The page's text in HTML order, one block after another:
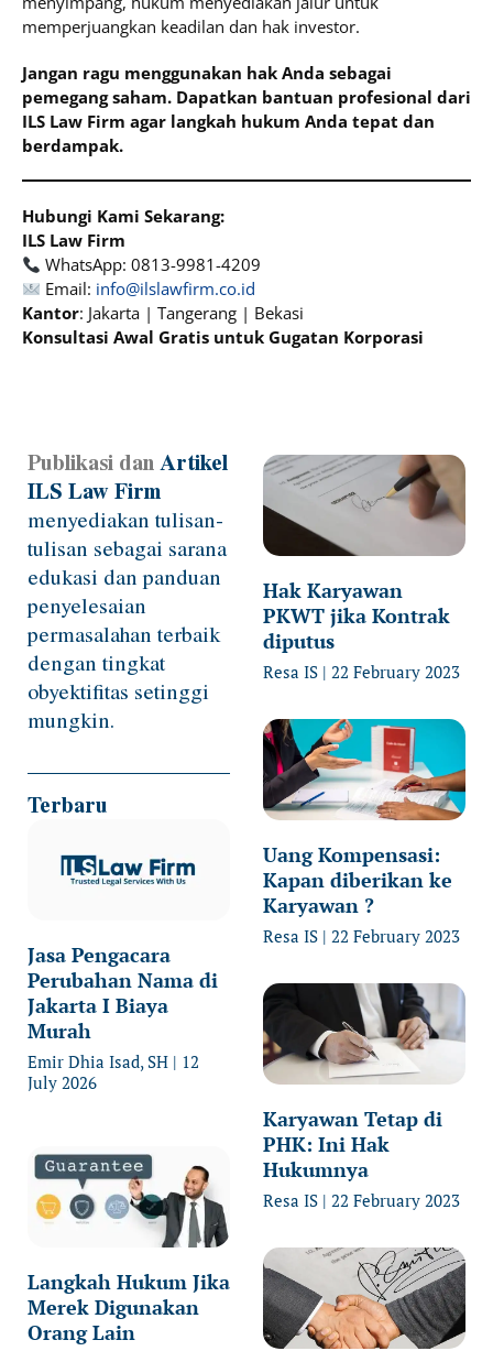
memperjuangkan keadilan dan hak investor.
Jangan ragu menggunakan hak Anda sebagai
pemegang saham. Dapatkan bantuan profesional dari
ILS Law Firm agar langkah hukum Anda tepat dan
berdampak.
Hubungi Kami Sekarang:
ILS Law Firm
WhatsApp: 0813-9981-4209
Email: info@ilslawfirm.co.id
Kantor: Jakarta | Tangerang | Bekasi
Konsultasi Awal Gratis untuk Gugatan Korporasi
Publikasi danArtikel
ILS Law Firm
menyediakan tulisan-
tulisan sebagai sarana
edukasi dan panduan
penyelesaian
permasalahan terbaik
dengan tingkat
obyektifitas setinggi
mungkin.
Terbaru
Jasa Pengacara
Perubahan Nama di
Jakarta I Biaya
Murah
Emir Dhia Isad, SH
12
July 2026
Langkah Hukum Jika
Merek Digunakan
Orang Lain
Hak Karyawan
PKWT jika Kontrak
diputus
Resa IS 22 February 2023
Uang Kompensasi:
Kapan diberikan ke
Karyawan ?
Resa IS 22 February 2023
Karyawan Tetap di
PHK: Ini Hak
Hukumnya
Resa IS 22 February 2023
Page Page PagePage